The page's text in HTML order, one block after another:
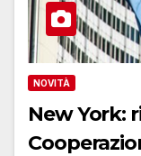
NOVITÀ
New York: